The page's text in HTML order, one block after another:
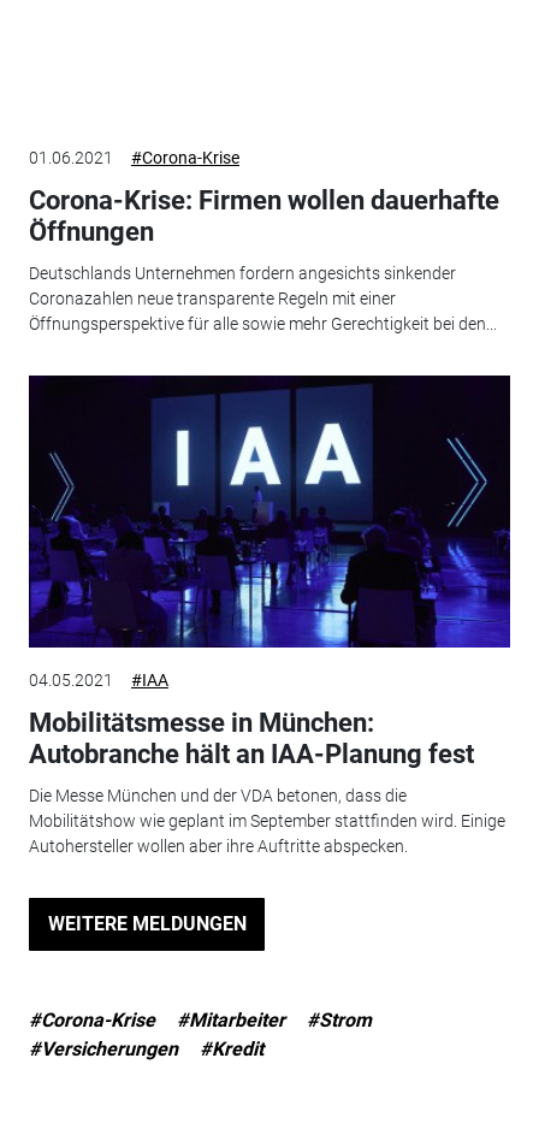
01.06.2021 #Corona-Krise
Corona-Krise: Firmen wollen dauerhafte
Öffnungen
Deutschlands Unternehmen fordern angesichts sinkender
Coronazahlen neue transparente Regeln mit einer
Öffnungsperspektive für alle sowie mehr Gerechtigkeit bei den...
04.05.2021 #IAA
Mobilitätsmesse in München:
Autobranche hält an IAA-Planung fest
Die Messe München und der VDA betonen, dass die
Mobilitätshow wie geplant im September stattfinden wird. Einige
Autohersteller wollen aber ihre Auftritte abspecken.
WEITERE MELDUNGEN
#Corona-Krise #Mitarbeiter
#Strom
#Versicherungen
#Kredit